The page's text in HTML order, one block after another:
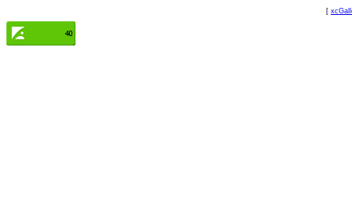
[